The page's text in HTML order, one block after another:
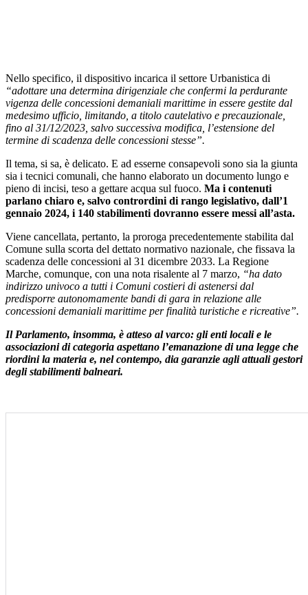
Nello specifico, il dispositivo incarica il settore Urbanistica di
“adottare una determina dirigenziale che confermi la perdurante
vigenza delle concessioni demaniali marittime in essere gestite dal
medesimo ufficio, limitando, a titolo cautelativo e precauzionale,
fino al 31/12/2023, salvo successiva modifica, l’estensione del
termine di scadenza delle concessioni stesse”.
Il tema, si sa, è delicato. E ad esserne consapevoli sono sia la giunta
sia i tecnici comunali, che hanno elaborato un documento lungo e
pieno di incisi, teso a gettare acqua sul fuoco. Ma i contenuti
parlano chiaro e, salvo contrordini di rango legislativo, dall’1
gennaio 2024, i 140 stabilimenti dovranno essere messi all’asta.
Viene cancellata, pertanto, la proroga precedentemente stabilita dal
Comune sulla scorta del dettato normativo nazionale, che fissava la
scadenza delle concessioni al 31 dicembre 2033. La Regione
Marche, comunque, con una nota risalente al 7 marzo, “ha dato
indirizzo univoco a tutti i Comuni costieri di astenersi dal
predisporre autonomamente bandi di gara in relazione alle
concessioni demaniali marittime per finalità turistiche e ricreative”.
Il Parlamento, insomma, è atteso al varco: gli enti locali e le
associazioni di categoria aspettano l’emanazione di una legge che
riordini la materia e, nel contempo, dia garanzie agli attuali gestori
degli stabilimenti balneari.